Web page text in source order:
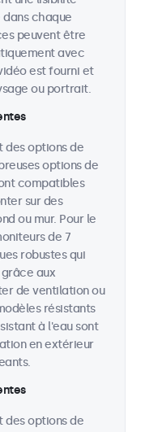
chaque
peuvent être
avec
est fourni et
ou portrait.
des options de
options de
compatibles
sur des
ou mur. Pour le
de 7
robustes qui
aux
de ventilation ou
résistants
à l'eau sont
en extérieur
des options de